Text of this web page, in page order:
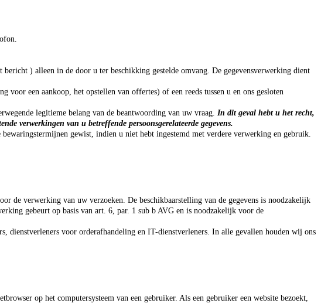
) alleen in de door u ter beschikking gestelde omvang. De gegevensverwerking dient
een aankoop, het opstellen van offertes) of een reeds tussen u en ons gesloten
legitieme belang van de beantwoording van uw vraag. In dit geval hebt u het recht,
verwerkingen van u betreffende persoonsgerelateerde gegevens.
gewist, indien u niet hebt ingestemd met verdere verwerking en gebruik.
de verwerking van uw verzoeken. De beschikbaarstelling van de gegevens is noodzakelijk
gebeurt op basis van art. 6, par. 1 sub b AVG en is noodzakelijk voor de
dienstverleners voor orderafhandeling en IT-dienstverleners. In alle gevallen houden wij ons
op het computersysteem van een gebruiker. Als een gebruiker een website bezoekt,